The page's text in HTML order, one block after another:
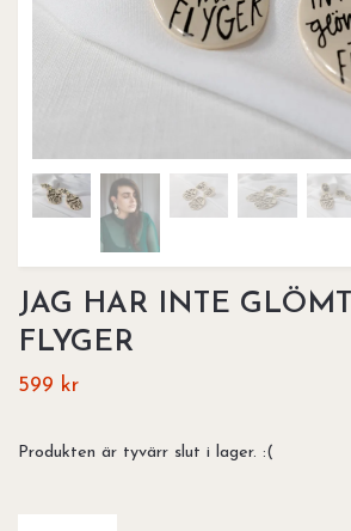
JAG HAR INTE
FLYGER
599 kr
Produkten är tyvärr slut i lager. :(